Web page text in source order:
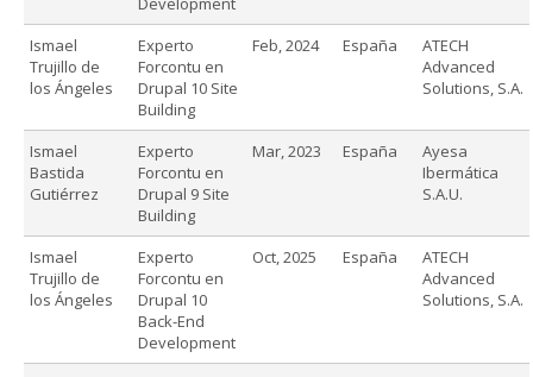
Ismael
Trujillo de
los Ángeles
Experto
Forcontu en
Drupal 10 Site
Building
Feb, 2024 España
ATECH
Advanced
Solutions, S.A.
Ismael
Bastida
Gutiérrez
Experto
Forcontu en
Drupal 9 Site
Building
Mar, 2023 España
Ayesa
Ibermática
S.A.U.
Ismael
Trujillo de
los Ángeles
Experto
Forcontu en
Drupal 10
Back-End
Development
Oct, 2025 España
ATECH
Advanced
Solutions, S.A.